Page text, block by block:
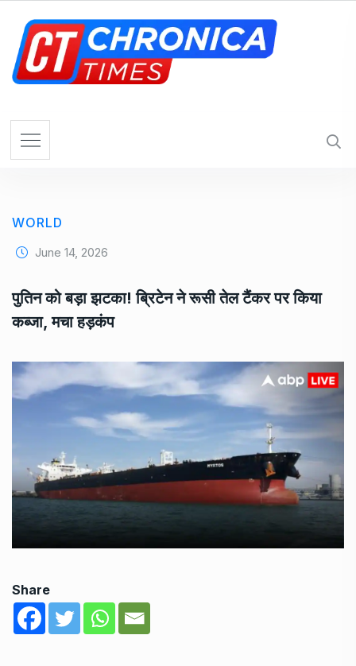
WORLD
June 14, 2026
पुतिन को बड़ा झटका! ब्रिटेन ने रूसी तेल टैंकर पर किया
कब्जा, मचा हड़कंप
Share